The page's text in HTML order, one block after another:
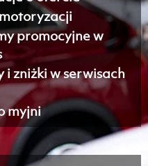
promocyjne w
i zniżki w serwisach
myjni